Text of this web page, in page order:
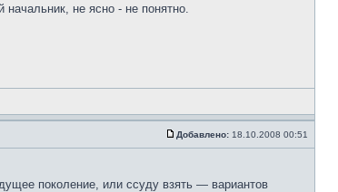
не ясно - не понятно.
Добавлено: 18.10.2008 00:51
поколение, или ссуду взять — вариантов